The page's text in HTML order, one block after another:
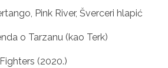
Pink River, Šverceri hlapić
o Tarzanu (kao Terk)
(2020.)